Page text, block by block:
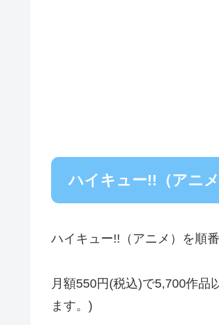
ハイキュー!!（アニ
ハイキュー!!（アニメ）を順
月額550円(税込)で5,700作品
ます。)